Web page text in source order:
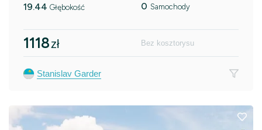
19.44 Głębokość 0 Samochody
1118zł Bez kosztorysu
Stanislav Garder